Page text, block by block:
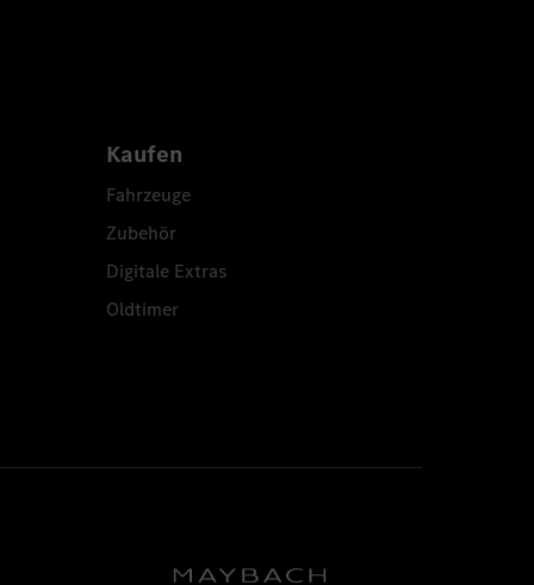
Kaufen
Fahrzeuge
Zubehör
Digitale Extras
Oldtimer